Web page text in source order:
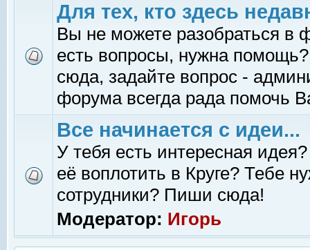
Для тех, кто здесь
Вы не можете разобраться в
есть вопросы, нужна помощь?
сюда, задайте вопрос -
форума всегда рада помочь
Все начинается с идеи...
У тебя есть интересная
её воплотить в Круге? Тебе
сотрудники? Пиши сюда!
Модератор: Игорь